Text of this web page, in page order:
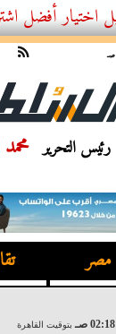
رئيس التحرير
مصر
02:18 صـ بتوقيت القاهرة